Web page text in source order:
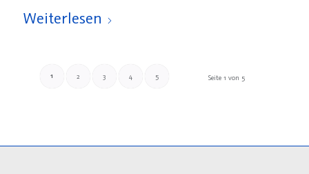
Weiterlesen
Seite 1 von 5
1 2 3 4 5